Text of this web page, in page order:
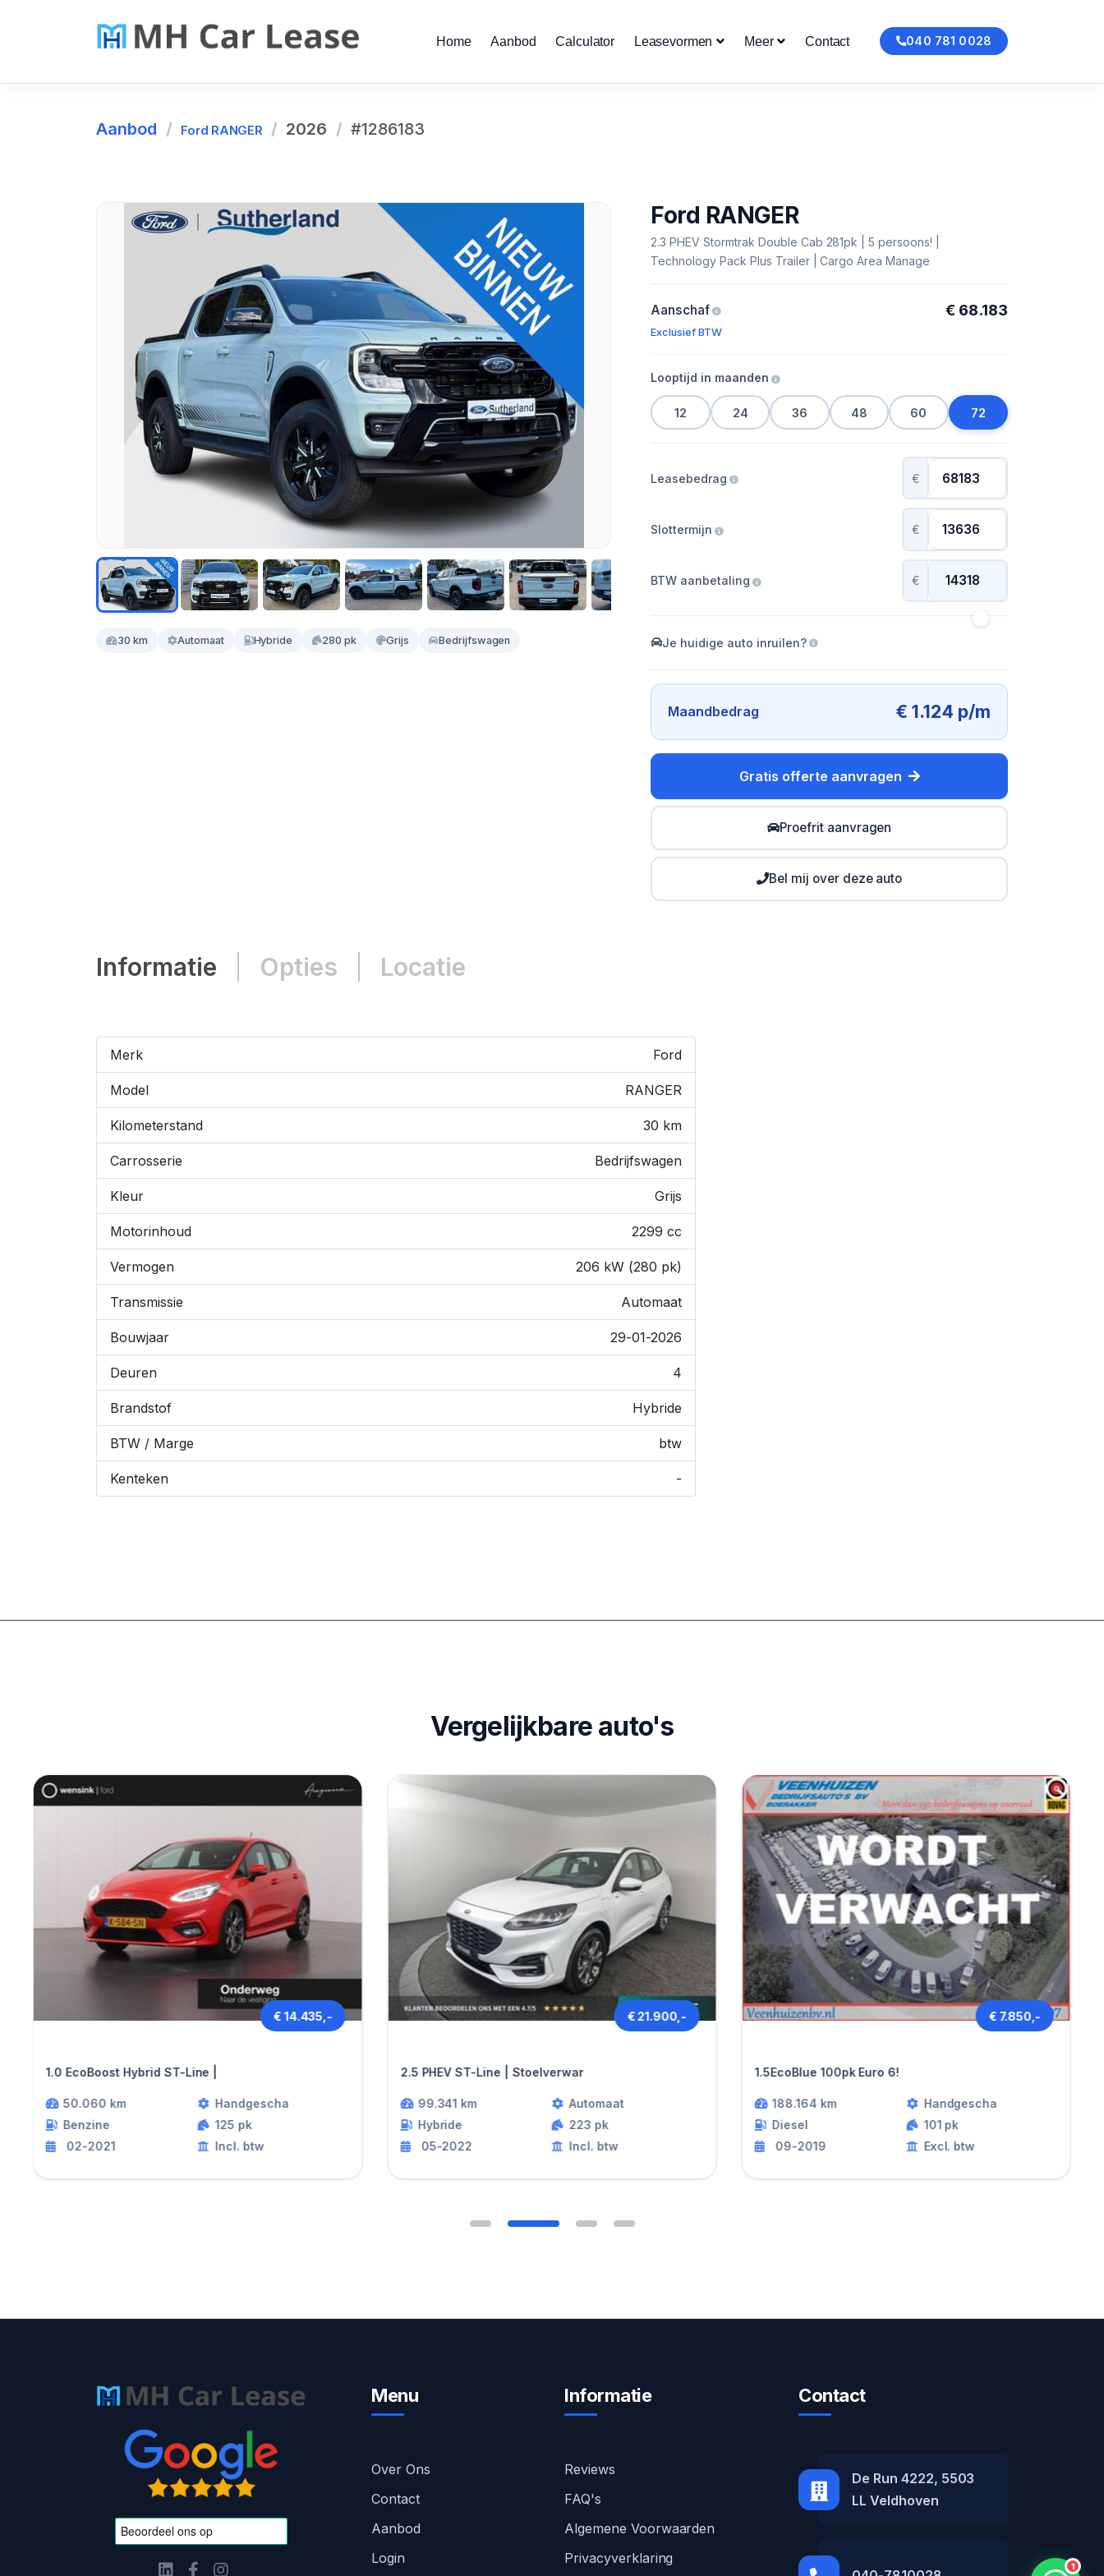
040 781 0028
Home Aanbod Calculator Leasevormen Meer Contact
Aanbod Ford RANGER 2026 #1286183
30 km Automaat Hybride 280 pk Grijs Bedrijfswagen
Ford RANGER
2.3 PHEV Stormtrak Double Cab 281pk | 5 persoons! |
Technology Pack Plus Trailer | Cargo Area Manage
Aanschaf € 68.183
Exclusief BTW
Looptijd in maanden
12 24 36 48 60 72
Leasebedrag €
Slottermijn €
BTW aanbetaling €
Je huidige auto inruilen?
Maandbedrag € 1.124 p/m
Gratis offerte aanvragen
Proefrit aanvragen
Bel mij over deze auto
Informatie Opties Locatie
Merk Ford
Model RANGER
Kilometerstand 30 km
Carrosserie Bedrijfswagen
Kleur Grijs
Motorinhoud 2299 cc
Vermogen 206 kW (280 pk)
Transmissie Automaat
Bouwjaar 29-01-2026
Deuren 4
Brandstof Hybride
BTW / Marge btw
Kenteken -
Vergelijkbare auto's
1.0 EcoBoost Hybrid ST-Line |
€ 14.435,-
50.060 km
Benzine
02-2021
Handgescha
125 pk
Incl. btw
2.5 PHEV ST-Line | Stoelverwar
€ 21.900,-
99.341 km
Hybride
05-2022
Automaat
223 pk
Incl. btw
1.5EcoBlue 100pk Euro 6!
€ 7.850,-
188.164 km
Diesel
09-2019
Handgescha
101 pk
Excl. btw
Menu
Over Ons
Contact
Aanbod
Login
Informatie
Reviews
FAQ's
Algemene Voorwaarden
Privacyverklaring
Contact
De Run 4222, 5503
LL Veldhoven
1